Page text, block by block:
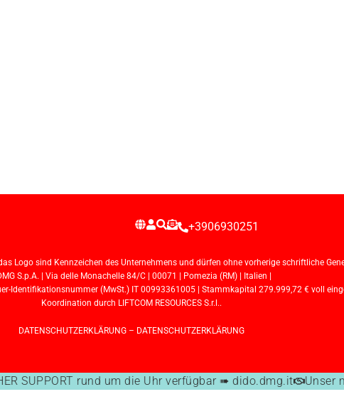
+3906930251
Logo sind Kennzeichen des Unternehmens und dürfen ohne vorherige schriftliche
S.p.A. | Via delle Monachelle 84/C | 00071 | Pomezia (RM) | Italien |
Identifikationsnummer (MwSt.) IT 00993361005 | Stammkapital 279.999,72 € voll
Koordination durch LIFTCOM RESOURCES S.r.l..
DATENSCHUTZERKLÄRUNG – DATENSCHUTZERKLÄRUNG
SUPPORT rund um die Uhr verfügbar ➠ dido.dmg.it Unser